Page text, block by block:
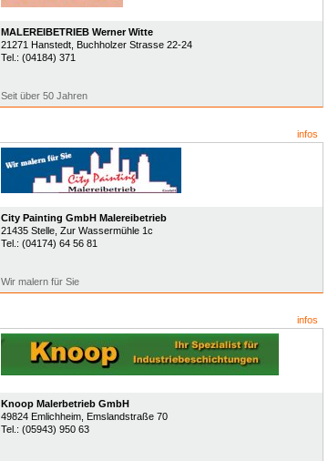
MALEREIBETRIEB Werner Witte
21271 Hanstedt, Buchholzer Strasse 22-24
Tel.: (04184) 371
Seit über 50 Jahren
infos
City Painting GmbH Malereibetrieb
21435 Stelle, Zur Wassermühle 1c
Tel.: (04174) 64 56 81
Wir malern für Sie
infos
Knoop Malerbetrieb GmbH
49824 Emlichheim, Emslandstraße 70
Tel.: (05943) 950 63